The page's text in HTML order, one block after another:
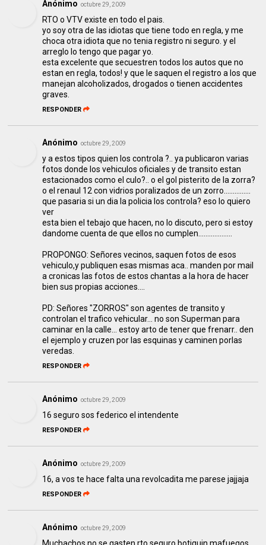
Anónimo octubre 29, 2009
RTO o VTV existe en todo el pais.
yo soy otra de las idiotas que tiene todo en regla, y me
choca otra idiota que no tenia registro ni seguro. y el
arreglo lo tengo que pagar yo.
esta excelente que secuestren todos los autos que no
estan en regla, todos! y que le saquen el registro a los que
manejan alcoholizados, drogados o tienen accidentes
graves.
RESPONDER
Anónimo octubre 29, 2009
y a estos tipos quien los controla ?.. ya publicaron varias
fotos donde los vehiculos oficiales y de transito estan
estacionados como el culo?.. o el gol pisterito de la zorra?
o el renaul 12 con vidrios poralizados de un zorro...............
que pasaria si un dia la policia los controla? eso lo quiero
ver
esta bien el tebajo que hacen, no lo discuto, pero si estoy
dandome cuenta de que ellos no cumplen...................
PROPONGO: Señores vecinos, saquen fotos de esos
vehiculo,y publiquen esas mismas aca.. manden por mail
a cronicas las fotos de estos chantas a la hora de hacer
bien sus propias acciones....
PD: Señores "ZORROS" son agentes de transito y
controlan el trafico vehicular... no son Superman para
caminar en la calle... estoy arto de tener que frenarr.. den
el ejemplo y cruzen por las esquinas y caminen porlas
veredas.
RESPONDER
Anónimo octubre 29, 2009
16 seguro sos federico el intendente
RESPONDER
Anónimo octubre 29, 2009
16, a vos te hace falta una revolcadita me parese jajjaja
RESPONDER
Anónimo octubre 29, 2009